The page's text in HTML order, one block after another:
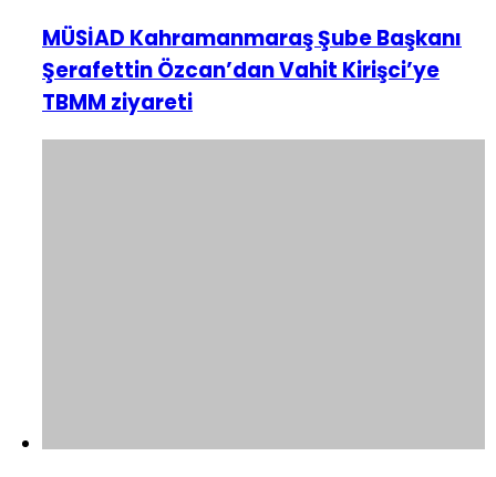
MÜSİAD Kahramanmaraş Şube Başkanı
Şerafettin Özcan’dan Vahit Kirişci’ye
TBMM ziyareti